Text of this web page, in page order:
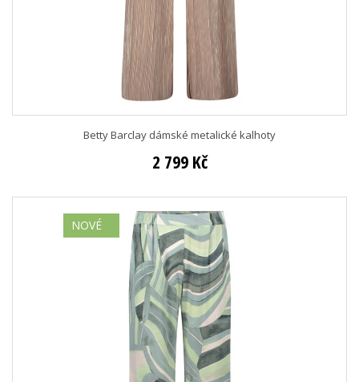
Betty Barclay dámské metalické kalhoty
2 799 Kč
NOVÉ